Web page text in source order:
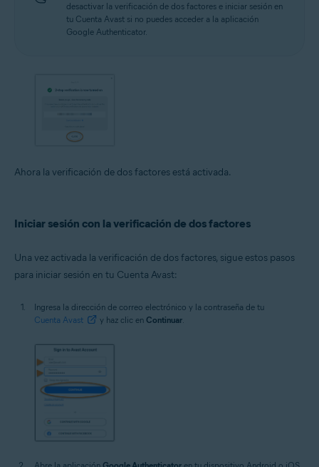
desactivar la verificación de dos factores e iniciar sesión en
tu Cuenta Avast si no puedes acceder a la aplicación
Google Authenticator.
Ahora la verificación de dos factores está activada.
Iniciar sesión con la verificación de dos factores
Una vez activada la verificación de dos factores, sigue estos pasos
para iniciar sesión en tu Cuenta Avast:
Ingresa la dirección de correo electrónico y la contraseña de tu
Cuenta Avast
y haz clic en Continuar